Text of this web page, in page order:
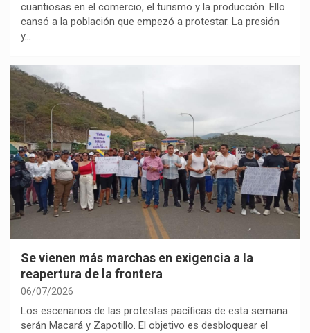
cuantiosas en el comercio, el turismo y la producción. Ello
cansó a la población que empezó a protestar. La presión
y…
Se vienen más marchas en exigencia a la
reapertura de la frontera
06/07/2026
Los escenarios de las protestas pacíficas de esta semana
serán Macará y Zapotillo. El objetivo es desbloquear el